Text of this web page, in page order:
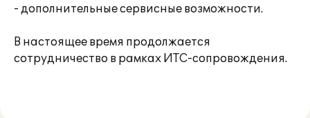
- дополнительные сервисные возможности.
В настоящее время продолжается
сотрудничество в рамках ИТС-сопровождения.